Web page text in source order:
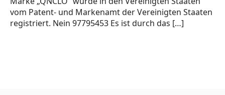
vom Patent- und Markenamt der Vereinigten Staaten
registriert. Nein 97795453 Es ist durch das […]